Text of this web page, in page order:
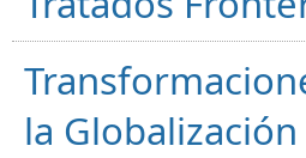
la Globalización